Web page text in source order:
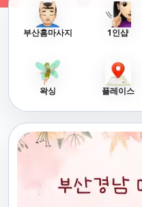
부산홈마사지 1인샵
왁싱 플레이스